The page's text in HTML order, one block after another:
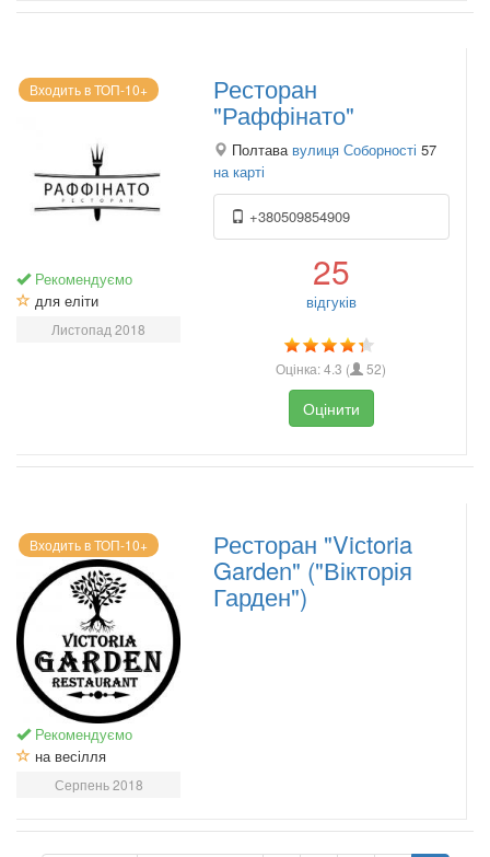
Входить в ТОП-10+
Рекомендуємо
для еліти
Листопад 2018
Ресторан
"Раффінато"
Полтава вулиця Соборності 57
на карті
+380509854909
25
відгуків
Оцінка:4.3 ( 52)
Оцінити
Входить в ТОП-10+
Рекомендуємо
на весілля
Серпень 2018
Ресторан "Viсtoria
Garden" ("Вікторія
Гарден")